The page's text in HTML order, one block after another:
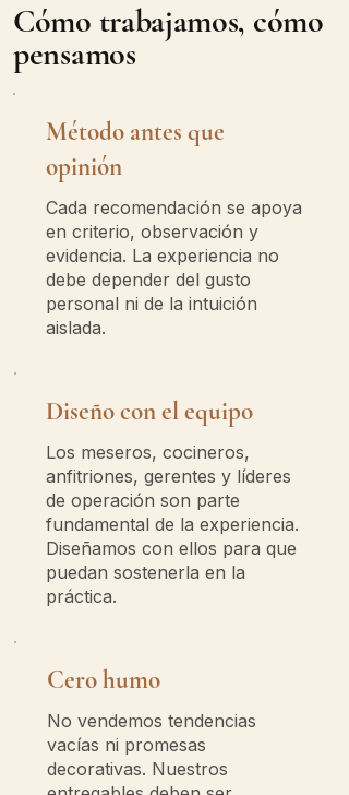
Cómo trabajamos, cómo
pensamos
Método antes que
opinión
Cada recomendación se apoya
en criterio, observación y
evidencia. La experiencia no
debe depender del gusto
personal ni de la intuición
aislada.
Diseño con el equipo
​Los meseros, cocineros,
anfitriones, gerentes y líderes
de operación son parte
fundamental de la experiencia.
Diseñamos con ellos para que
puedan sostenerla en la
práctica.
Cero humo
No vendemos tendencias
vacías ni promesas
decorativas. Nuestros